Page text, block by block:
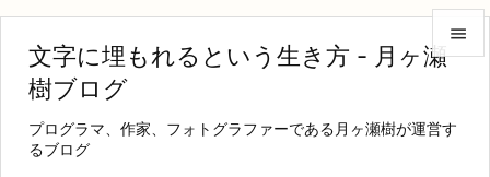
文字に埋もれるという生き方 - 月ヶ瀬
樹ブログ
プログラマ、作家、フォトグラファーである月ヶ瀬樹が運営す
るブログ

